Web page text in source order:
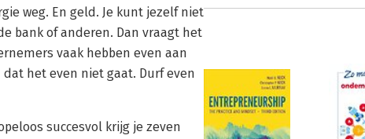
weg. En geld. Je kunt jezelf niet
bank of anderen. Dan vraagt het
vaak hebben even aan
het even niet gaat. Durf even
succesvol krijg je zeven